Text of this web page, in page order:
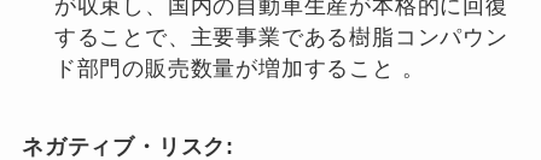
が収束し、国内の自動車生産が本格的に回復
することで、主要事業である樹脂コンパウン
ド部門の販売数量が増加すること 。
ネガティブ・リスク: